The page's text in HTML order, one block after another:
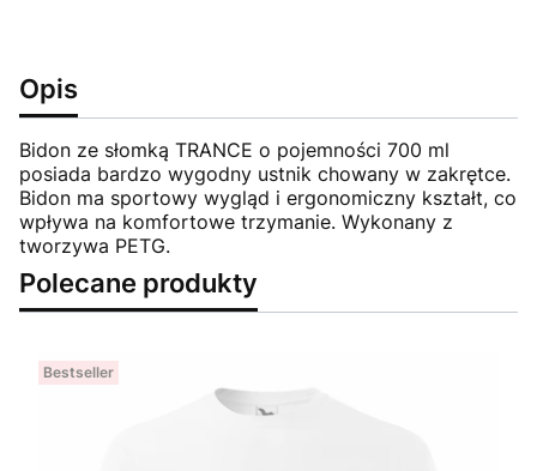
Opis
Bidon ze słomką TRANCE o pojemności 700 ml
posiada bardzo wygodny ustnik chowany w zakrętce.
Bidon ma sportowy wygląd i ergonomiczny kształt, co
wpływa na komfortowe trzymanie. Wykonany z
tworzywa PETG.
Polecane produkty
Bestseller